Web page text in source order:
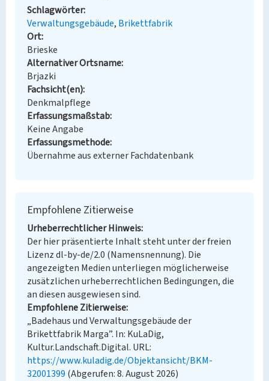
Schlagwörter
Verwaltungsgebäude Brikettfabrik
Ort
Brieske
Alternativer Ortsname
Brjazki
Fachsicht(en)
Denkmalpflege
Erfassungsmaßstab
Keine Angabe
Erfassungsmethode
Übernahme aus externer Fachdatenbank
Empfohlene Zitierweise
Urheberrechtlicher Hinweis
Der hier präsentierte Inhalt steht unter der freien
Lizenz dl-by-de/2.0 (Namensnennung). Die
angezeigten Medien unterliegen möglicherweise
zusätzlichen urheberrechtlichen Bedingungen, die
an diesen ausgewiesen sind.
Empfohlene Zitierweise
„Badehaus und Verwaltungsgebäude der
Brikettfabrik Marga”. In: KuLaDig,
Kultur.Landschaft.Digital. URL:
https://www.kuladig.de/Objektansicht/BKM-
32001399 (Abgerufen: 8. August 2026)